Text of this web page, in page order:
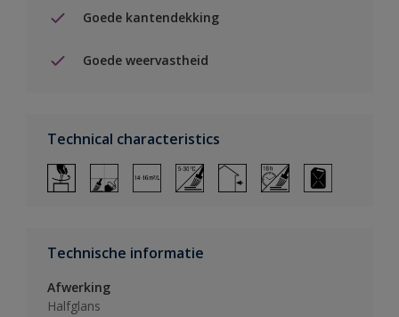
Goede kantendekking
Goede weervastheid
Technical characteristics
Technische informatie
Afwerking
Halfglans